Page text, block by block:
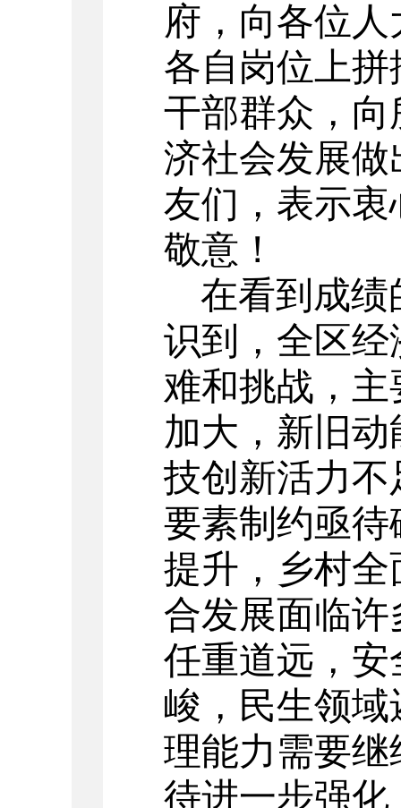
府，向各位
各自岗位上
干部群众，
济社会发展
友们，表示
敬意！
在看到成绩
识到，全区
难和挑战，
加大，新旧
技创新活力
要素制约亟
提升，乡村
合发展面临
任重道远，
峻，民生领
理能力需要
待进一步强